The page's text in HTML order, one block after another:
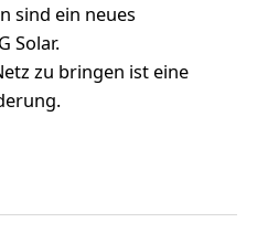
sind ein neues
Solar.
zu bringen ist eine